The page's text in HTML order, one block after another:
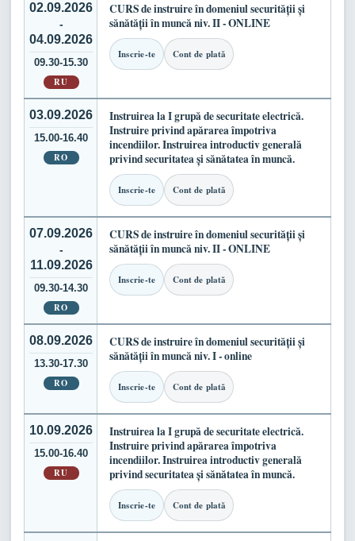
02.09.2026
-
04.09.2026
09.30-15.30
RU
CURS de instruire în domeniul securității și
sănătății în muncă niv. II - ONLINE
Inscrie-te Cont de plată
03.09.2026
15.00-16.40
RO
Instruirea la I grupă de securitate electrică.
Instruire privind apărarea împotriva
incendiilor. Instruirea introductiv generală
privind securitatea și sănătatea în muncă.
Inscrie-te Cont de plată
07.09.2026
-
11.09.2026
09.30-14.30
RO
CURS de instruire în domeniul securității și
sănătății în muncă niv. II - ONLINE
Inscrie-te Cont de plată
08.09.2026
13.30-17.30
RO
CURS de instruire în domeniul securității și
sănătății în muncă niv. I - online
Inscrie-te Cont de plată
10.09.2026
15.00-16.40
RU
Instruirea la I grupă de securitate electrică.
Instruire privind apărarea împotriva
incendiilor. Instruirea introductiv generală
privind securitatea și sănătatea în muncă.
Inscrie-te Cont de plată